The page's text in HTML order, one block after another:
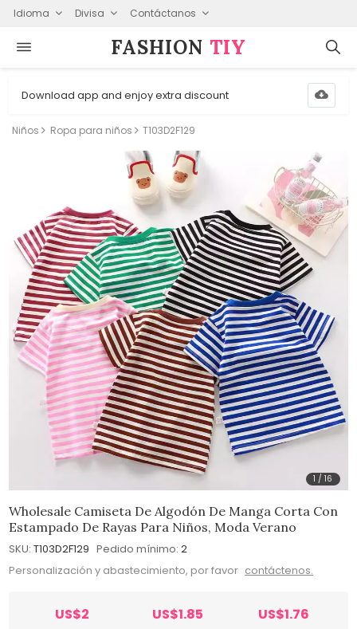
Idioma Divisa Contáctanos
FASHION⁠ TIY
Download app and enjoy extra discount
Niños Ropa para niños T103D2F129
1 /16
Wholesale Camiseta De Algodón De Manga Corta Con
Estampado De Rayas Para Niños, Moda Verano
SKU: T103D2F129 Pedido mínimo: 2
Personalización y abastecimiento, por favor contáctenos.
US$2 US$1.85 US$1.76